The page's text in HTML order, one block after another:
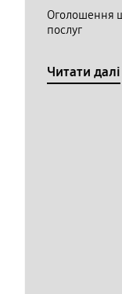
Оголошення
послуг
Читати далі